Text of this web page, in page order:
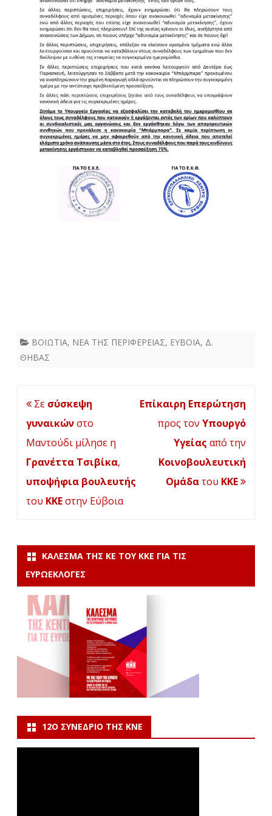
ΒΟΙΩΤΙΑ, ΝΕΑ ΤΗΣ ΠΕΡΙΦΕΡΕΙΑΣ, ΕΥΒΟΙΑ, Δ.
ΘΗΒΑΣ
Πλοήγηση
άρθρων
Σε σύσκεψη
γυναικώνστο
Μαντούδι μίλησε η
Γρανέττα Τσιβίκα,
υποψήφια βουλευτής
του ΚΚΕστην Εύβοια
Επίκαιρη Επερώτηση
προς τον Υπουργό
Υγείας από την
Κοινοβουλευτική
Ομάδατου ΚΚΕ
ΚΆΛΕΣΜΑ ΤΗΣ ΚΕ ΤΟΥ ΚΚΕ ΓΙΑ ΤΙΣ
ΕΥΡΩΕΚΛΟΓΈΣ
12Ο ΣΥΝΈΔΡΙΟ ΤΗΣ ΚΝΕ